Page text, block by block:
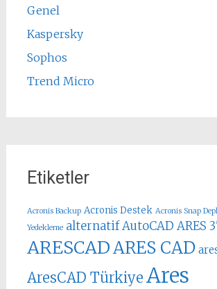
Genel
Kaspersky
Sophos
Trend Micro
Etiketler
Acronis Backup Acronis Destek Acronis Snap
Yedekleme alternatif AutoCAD ARES
ARESCADARES CAD
AresCAD Türkiye Ares